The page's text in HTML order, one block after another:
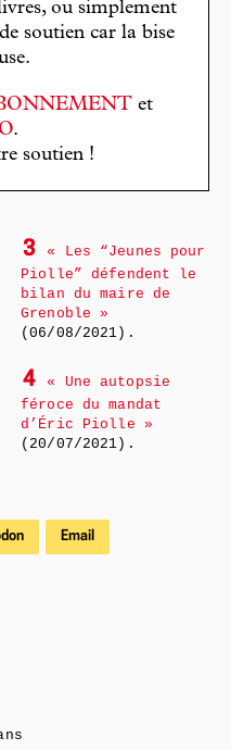
ou simplement
soutien car la bise
et
.
soutien !
3
« Les “Jeunes pour
Piolle” défendent le
bilan du maire de
Grenoble »
(06/08/2021).
4
« Une autopsie
féroce du mandat
d’Éric Piolle »
(20/07/2021).
Email